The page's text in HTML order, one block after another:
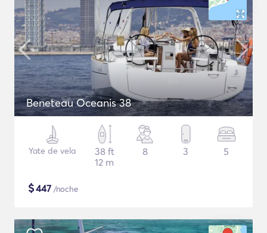
Beneteau Oceanis 38
Yate de vela
38 ft
12 m
8 3 5
$447 /noche